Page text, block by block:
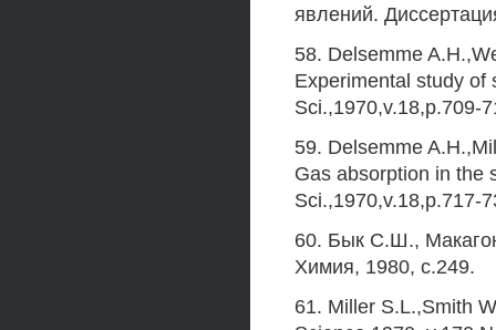
явлений.
58. Delsemme
Experimental study of
Sci.,1970,v.18,p.709-
59. Delsemme
Gas absorption in the
Sci.,1970,v.18,p.717-
60. Бык С.Ш.,
Химия, 1980, с.249.
61. Miller S.L.,Smith